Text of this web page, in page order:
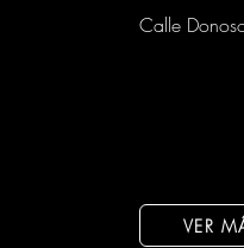
Calle
VER